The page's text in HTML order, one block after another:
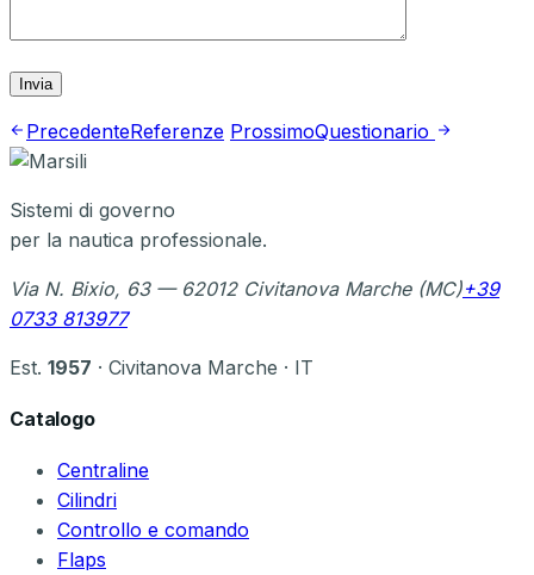
PrecedenteReferenze ProssimoQuestionario
Sistemi di governo
per la nautica professionale.
Via N. Bixio, 63 — 62012 Civitanova Marche (MC)+39
0733 813977
Est. 1957 · Civitanova Marche · IT
Catalogo
Centraline
Cilindri
Controllo e comando
Flaps